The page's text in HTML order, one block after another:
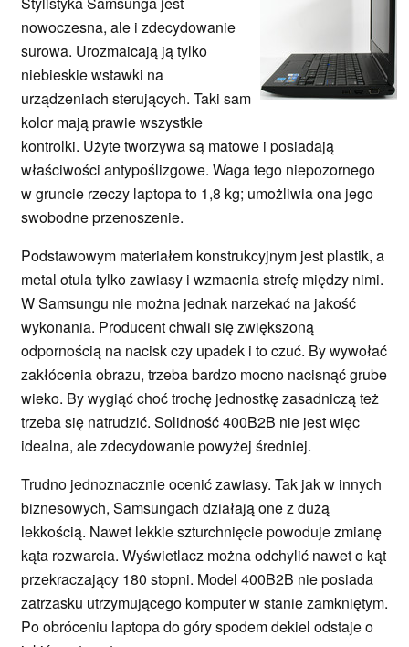
nowoczesna, ale i zdecydowanie
surowa. Urozmaicają ją tylko
niebieskie wstawki na
urządzeniach sterujących. Taki sam
kolor mają prawie wszystkie
kontrolki. Użyte tworzywa są matowe i posiadają
właściwości antypoślizgowe. Waga tego niepozornego
w gruncie rzeczy laptopa to 1,8 kg; umożliwia ona jego
swobodne przenoszenie.
Podstawowym materiałem konstrukcyjnym jest plastik, a
metal otula tylko zawiasy i wzmacnia strefę między nimi.
W Samsungu nie można jednak narzekać na jakość
wykonania. Producent chwali się zwiększoną
odpornością na nacisk czy upadek i to czuć. By wywołać
zakłócenia obrazu, trzeba bardzo mocno nacisnąć grube
wieko. By wygiąć choć trochę jednostkę zasadniczą też
trzeba się natrudzić. Solidność 400B2B nie jest więc
idealna, ale zdecydowanie powyżej średniej.
Trudno jednoznacznie ocenić zawiasy. Tak jak w innych
biznesowych, Samsungach działają one z dużą
lekkością. Nawet lekkie szturchnięcie powoduje zmianę
kąta rozwarcia. Wyświetlacz można odchylić nawet o kąt
przekraczający 180 stopni. Model 400B2B nie posiada
zatrzasku utrzymującego komputer w stanie zamkniętym.
Po obróceniu laptopa do góry spodem dekiel odstaje o